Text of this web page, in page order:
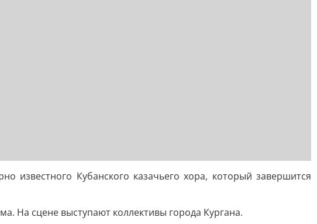
известного Кубанского казачьего хора, который завершится
На сцене выступают коллективы города Кургана.